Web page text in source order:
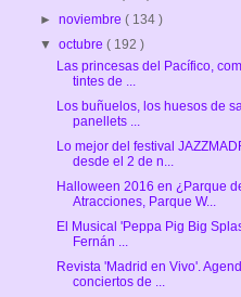
►noviembre( 134 )
▼octubre( 192 )
Las princesas del Pacífico,
tintes de ...
Los buñuelos, los huesos de
panellets ...
Lo mejor del festival
desde el 2 de n...
Halloween 2016 en ¿Parque
Atracciones, Parque W...
El Musical 'Peppa Pig Big
Fernán ...
Revista 'Madrid en Vivo'.
conciertos de ...